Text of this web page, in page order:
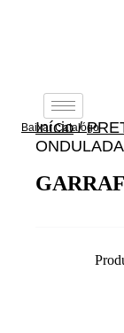
Baixar Catalógo
Início/